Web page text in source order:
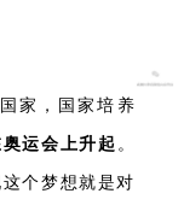
家，国家培养
运会上升起 。
个梦想就是对